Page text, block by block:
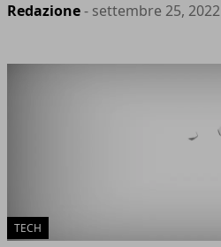
Redazione- settembre 25, 2022
TECH